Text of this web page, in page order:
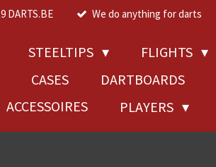
9 DARTS.BE We do anything for darts
STEELTIPS FLIGHTS
CASES DARTBOARDS
ACCESSOIRES PLAYERS